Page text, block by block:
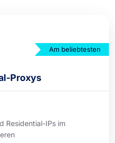
Am beliebtesten
Proxys
Residential-IPs im